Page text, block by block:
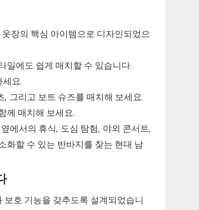
장의 핵심 아이템으로 디자인되었으
일에도 쉽게 매치할 수 있습니다.
요.
그리고 보트 슈즈를 매치해 보세요.
께 ​​매치해 보세요.
에서의 휴식, 도심 탐험, 야외 콘서트,
화할 수 있는 반바지를 찾는 현대 남
호 기능을 갖추도록 설계되었습니